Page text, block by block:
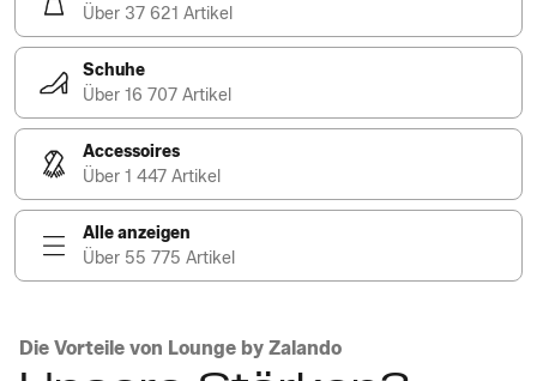
Über 37 621 Artikel
Schuhe
Über 16 707 Artikel
Accessoires
Über 1 447 Artikel
Alle anzeigen
Über 55 775 Artikel
Die Vorteile von Lounge by Zalando